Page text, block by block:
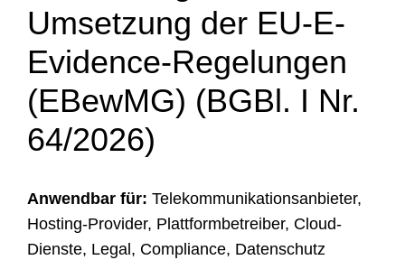
Umsetzung der EU-E-
Evidence-Regelungen
(EBewMG) (BGBl. I Nr.
64/2026)
Anwendbar für: Telekommunikationsanbieter,
Hosting-Provider, Plattformbetreiber, Cloud-
Dienste, Legal, Compliance, Datenschutz